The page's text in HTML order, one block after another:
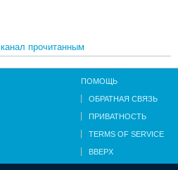
прочитанным
ПОМОЩЬ
ОБРАТНАЯ СВЯЗЬ
ПРИВАТНОСТЬ
TERMS OF SERVICE
ВВЕРХ